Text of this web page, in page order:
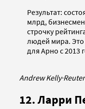
Результат:
млрд,
строчку
людей мира.
для Арно с 2013
Andrew Kelly·
12. Ларри